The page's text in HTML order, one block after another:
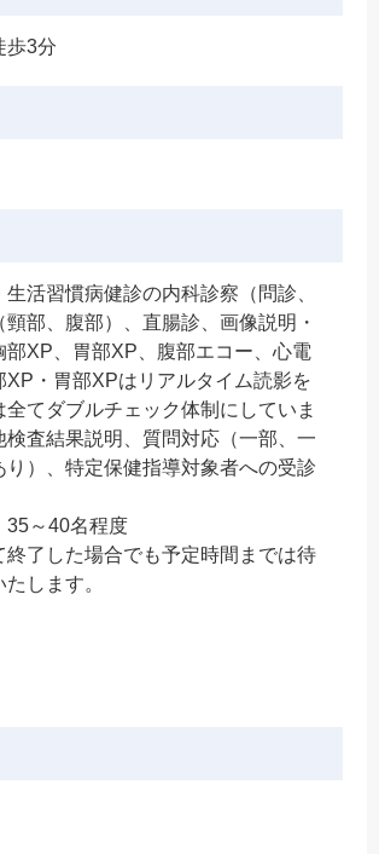
歩3分
生活習慣病健診の内科診察（問診、
部、腹部）、直腸診、画像説明・
部XP、胃部XP、腹部エコー、心電
・胃部XPはリアルタイム読影を
全てダブルチェック体制にしていま
検査結果説明、質問対応（一部、一
り）、特定保健指導対象者への受診
～40名程度
了した場合でも予定時間までは待
します。